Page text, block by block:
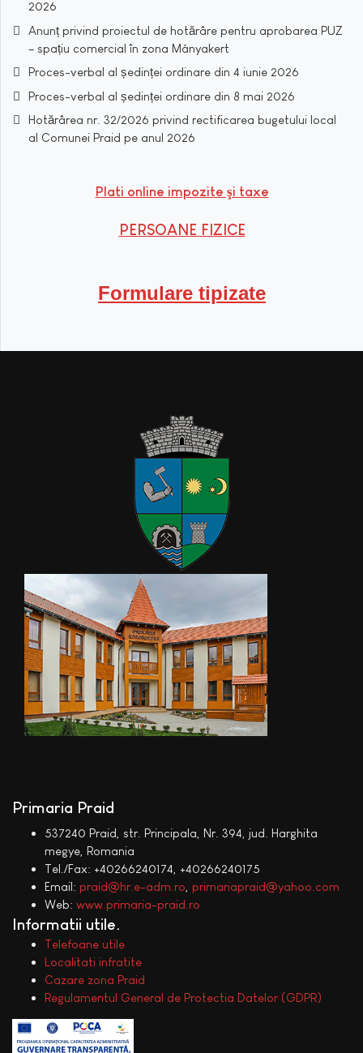
2026
Anunț privind proiectul de hotărâre pentru aprobarea PUZ
– spațiu comercial în zona Mányakert
Proces-verbal al ședinței ordinare din 4 iunie 2026
Proces-verbal al ședinței ordinare din 8 mai 2026
Hotărârea nr. 32/2026 privind rectificarea bugetului local
al Comunei Praid pe anul 2026
Plati online impozite şi taxe
PERSOANE FIZICE
Formulare tipizate
Primaria Praid
537240 Praid, str. Principala, Nr. 394, jud. Harghita
megye, Romania
Tel./Fax: +40266240174, +40266240175
Email: praid@hr.e-adm.ro primariapraid@yahoo.com
Web: www.primaria-praid.ro
Informatii utile
Telefoane utile
Localitati infratite
Cazare zona Praid
Regulamentul General de Protectia Datelor (GDPR)